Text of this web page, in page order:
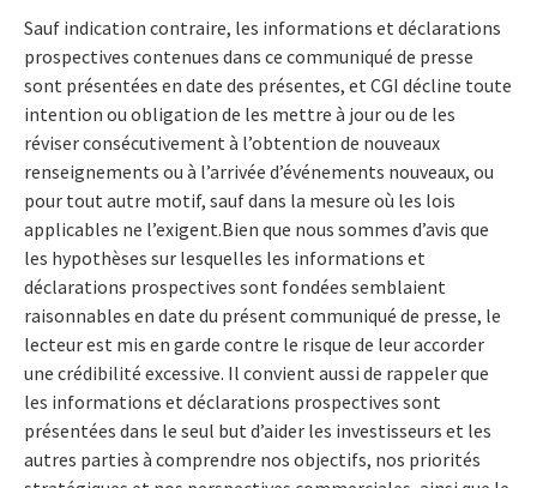
Sauf indication contraire, les informations et déclarations
prospectives contenues dans ce communiqué de presse
sont présentées en date des présentes, et CGI décline toute
intention ou obligation de les mettre à jour ou de les
réviser consécutivement à l’obtention de nouveaux
renseignements ou à l’arrivée d’événements nouveaux, ou
pour tout autre motif, sauf dans la mesure où les lois
applicables ne l’exigent.Bien que nous sommes d’avis que
les hypothèses sur lesquelles les informations et
déclarations prospectives sont fondées semblaient
raisonnables en date du présent communiqué de presse, le
lecteur est mis en garde contre le risque de leur accorder
une crédibilité excessive. Il convient aussi de rappeler que
les informations et déclarations prospectives sont
présentées dans le seul but d’aider les investisseurs et les
autres parties à comprendre nos objectifs, nos priorités